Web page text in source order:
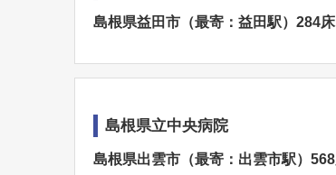
島根県益田市（最寄：益田駅）284床
島根県立中央病院
島根県出雲市（最寄：出雲市駅）